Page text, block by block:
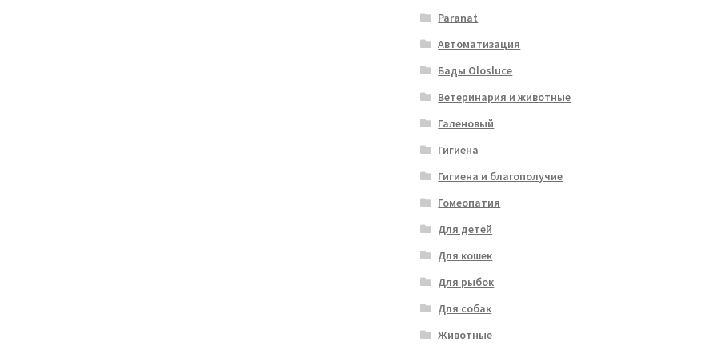
Paranat
Автоматизация
Бады Olosluce
Ветеринария и животные
Галеновый
Гигиена
Гигиена и благополучие
Гомеопатия
Для детей
Для кошек
Для рыбок
Для собак
Животные